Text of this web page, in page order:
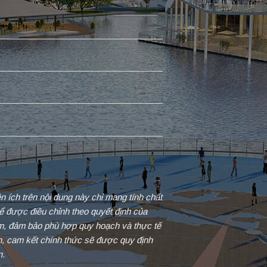
ích trên nội dung này chỉ mang tính chất
được điều chỉnh theo quyết định của
đảm bảo phù hợp quy hoạch và thực tế
cam kết chính thức sẽ được quy định